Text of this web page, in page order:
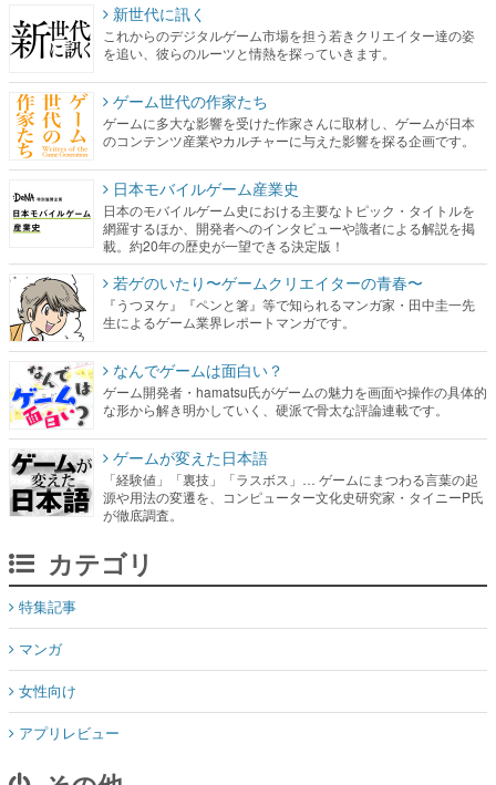
新世代に訊く
これからのデジタルゲーム市場を担う若きクリエイター達の姿
を追い、彼らのルーツと情熱を探っていきます。
ゲーム世代の作家たち
ゲームに多大な影響を受けた作家さんに取材し、ゲームが日本
のコンテンツ産業やカルチャーに与えた影響を探る企画です。
日本モバイルゲーム産業史
日本のモバイルゲーム史における主要なトピック・タイトルを
網羅するほか、開発者へのインタビューや識者による解説を掲
載。約20年の歴史が一望できる決定版！
若ゲのいたり〜ゲームクリエイターの青春〜
『うつヌケ』『ペンと箸』等で知られるマンガ家・田中圭一先
生によるゲーム業界レポートマンガです。
なんでゲームは面白い？
ゲーム開発者・hamatsu氏がゲームの魅力を画面や操作の具体的
な形から解き明かしていく、硬派で骨太な評論連載です。
ゲームが変えた日本語
「経験値」「裏技」「ラスボス」… ゲームにまつわる言葉の起
源や用法の変遷を、コンピューター文化史研究家・タイニーP氏
が徹底調査。
カテゴリ
特集記事
マンガ
女性向け
アプリレビュー